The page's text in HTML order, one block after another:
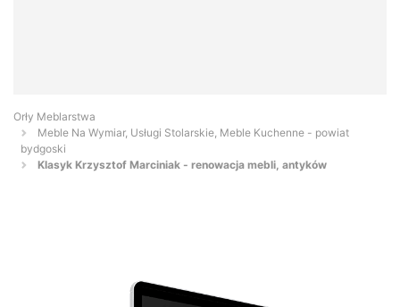
Orły Meblarstwa
Meble Na Wymiar, Usługi Stolarskie, Meble Kuchenne - powiat
bydgoski
Klasyk Krzysztof Marciniak - renowacja mebli, antyków